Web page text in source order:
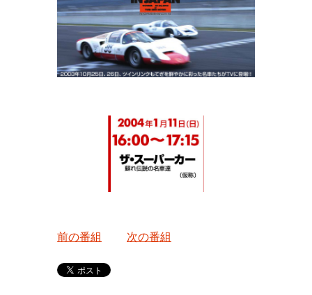
前の番組 次の番組